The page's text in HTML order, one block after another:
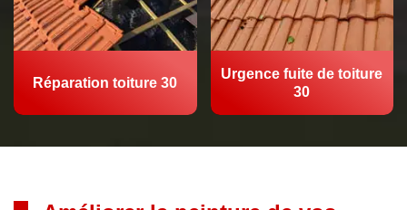
Réparation toiture 30
Urgence fuite de toiture
30